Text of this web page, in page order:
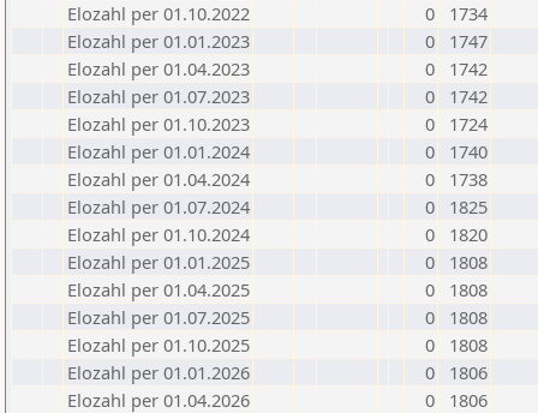
Elozahl per 01.10.2022
0
1734
Elozahl per 01.01.2023
0
1747
Elozahl per 01.04.2023
0
1742
Elozahl per 01.07.2023
0
1742
Elozahl per 01.10.2023
0
1724
Elozahl per 01.01.2024
0
1740
Elozahl per 01.04.2024
0
1738
Elozahl per 01.07.2024
0
1825
Elozahl per 01.10.2024
0
1820
Elozahl per 01.01.2025
0
1808
Elozahl per 01.04.2025
0
1808
Elozahl per 01.07.2025
0
1808
Elozahl per 01.10.2025
0
1808
Elozahl per 01.01.2026
0
1806
Elozahl per 01.04.2026
0
1806